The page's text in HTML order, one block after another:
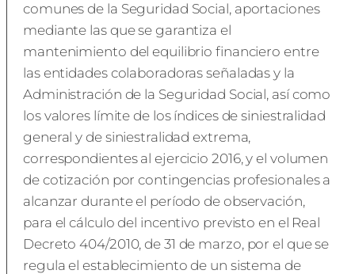
comunes de la Seguridad Social, aportaciones
mediante las que se garantiza el
mantenimiento del equilibrio financiero entre
las entidades colaboradoras señaladas y la
Administración de la Seguridad Social, así como
los valores límite de los índices de siniestralidad
general y de siniestralidad extrema,
correspondientes al ejercicio 2016, y el volumen
de cotización por contingencias profesionales a
alcanzar durante el período de observación,
para el cálculo del incentivo previsto en el Real
Decreto 404/2010, de 31 de marzo, por el que se
regula el establecimiento de un sistema de